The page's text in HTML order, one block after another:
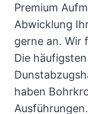
Premium
Abwicklung
gerne an. Wir
Die
haben
Ausführungen.